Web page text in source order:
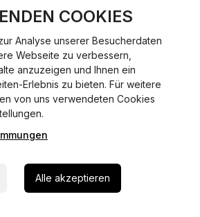
COOKIES
Analyse unserer Besucherdaten
Webseite zu verbessern,
anzuzeigen und Ihnen ein
Erlebnis zu bieten. Für weitere
von uns verwendeten Cookies
Alle akzeptieren
mit Erstzulassung vor dem
Zulassung?
mit dem du Fahrzeuge anmelden,
kannst – inklusive Dateneingabe,
Bezahlung.
es?
Durchführung, kein Besuch der
werden benötigt?
Ausweis oder Reisepass,
falls erforderlich TÜV-Bericht.
gesicherte Verbindungen mit